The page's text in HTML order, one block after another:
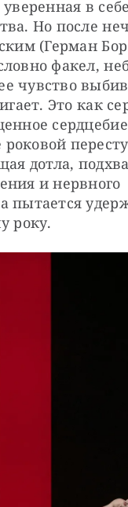
в
Но после
(Герман
факел,
чувство
Это как
дотла,
и нервного
пытается
року.